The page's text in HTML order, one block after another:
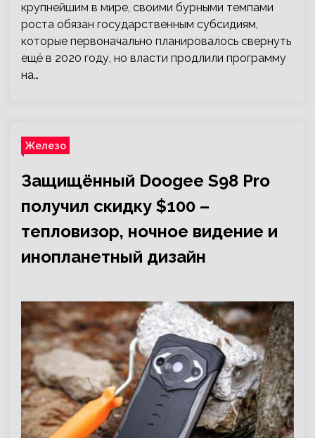
крупнейшим в мире, своими бурными темпами
роста обязан государственным субсидиям,
которые первоначально планировалось свернуть
ещё в 2020 году, но власти продлили программу
на…
Железо
Защищённый Doogee S98 Pro
получил скидку $100 –
тепловизор, ночное видение и
инопланетный дизайн